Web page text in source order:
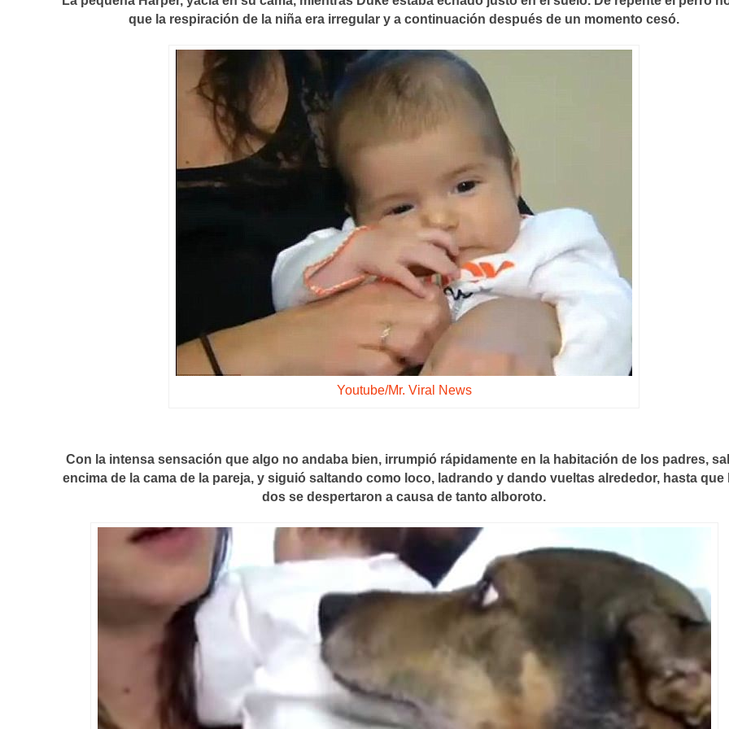
que la respiración de la niña era irregular y a continuación después de un momento cesó.
Youtube/Mr. Viral News
Con la intensa sensación que algo no andaba bien, irrumpió rápidamente en la habitación de los padres,
encima de la cama de la pareja, y siguió saltando como loco, ladrando y dando vueltas alrededor, hasta que
dos se despertaron a causa de tanto alboroto.